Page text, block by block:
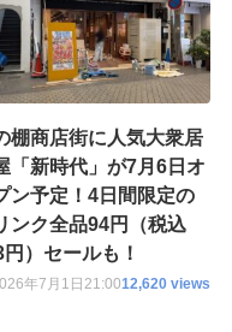
棚商店街に人気大衆居
「新時代」が7月6日オ
ン予定！4日間限定の
ンク全品94円（税込
円）セールも！
年7月1日 21:0012,620 views